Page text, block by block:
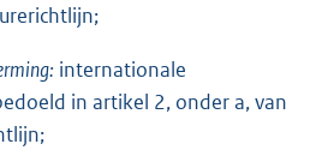
internationale
in artikel 2, onder a, van